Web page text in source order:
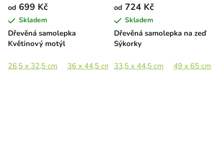
Dřevěná samolepka
Květinový motýl
od 699 Kč
Skladem
26,5 x 32,5 cm 36 x 44,5 cm 53 x 65 cm
Dřevěná samolepka na zeď
Sýkorky
od 724 Kč
Skladem
33,5 x 44,5 cm 49 x 65 cm